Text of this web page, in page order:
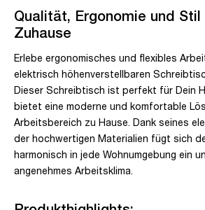
Qualität, Ergonomie und Stil
Zuhause
Erlebe ergonomisches und flexibles
elektrisch höhenverstellbaren
Dieser Schreibtisch ist perfekt für Dein
bietet eine moderne und komfortable
Arbeitsbereich zu Hause. Dank seines
der hochwertigen Materialien fügt sich
harmonisch in jede Wohnumgebung ein
angenehmes Arbeitsklima.